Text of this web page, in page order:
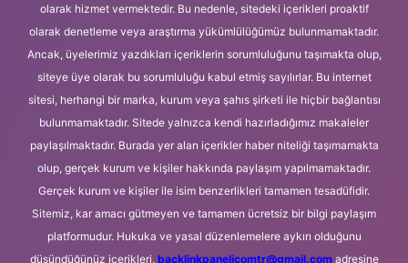
olarak hizmet vermektedir. Bu nedenle, sitedeki içerikleri proaktif
olarak denetleme veya araştırma yükümlülüğümüz bulunmamaktadır.
Ancak, üyelerimiz yazdıkları içeriklerin sorumluluğunu taşımakta olup,
siteye üye olarak bu sorumluluğu kabul etmiş sayılırlar. Bu internet
sitesi, herhangi bir marka, kurum veya şahıs şirketi ile hiçbir bağlantısı
bulunmamaktadır. Sitede yalnızca kendi hazırladığımız makaleler
paylaşılmaktadır. Burada yer alan içerikler haber niteliği taşımamakta
olup, gerçek kurum ve kişiler hakkında paylaşım yapılmamaktadır.
Gerçek kurum ve kişiler ile isim benzerlikleri tamamen tesadüfidir.
Sitemiz, kar amacı gütmeyen ve tamamen ücretsiz bir bilgi paylaşım
platformudur. Hukuka ve yasal düzenlemelere aykırı olduğunu
düşündüğünüz içerikleri, backlinkpanelicomtr@gmail.comadresine